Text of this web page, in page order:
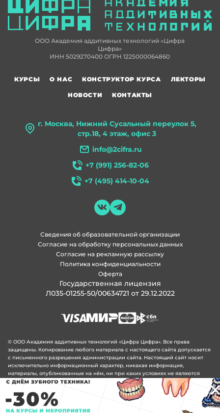
ООО Академия аддитивных технологий «Цифра
Цифра»
ИНН 5029270400 ОГРН 1225000064860
г. Москва, Нижний Сусальный переулок 5,
стр.18, 4 этаж, офис 3
info@2cifra.ru
+7 (991) 256-82-06
+7 (495) 414-10-04
КУРСЫ О НАС КОНСТРУКТОР КУРСА
ЛЕКТОРЫ
НОВОСТИ
КОНТАКТЫ
Политика конфиденциальности
Согласие на рекламную рассылку
Согласие на обработку персональных данных
Сведения об образовательной организации
Оферта
Государственная лицензия
Л035-01255-50/00634721 от 29.12.2022
© ООО Академия аддитивных технологий «Цифра Цифра». Все права
защищены. Копирование любого материала с настоящего сайта допускается
с письменного разрешения администрации сайта. Настоящий сайт носит
исключительно информационный характер, никакая информация,
материалы, опубликованные на нём, ни при каких условиях не являются
публичной офертой, определяемой положениями статьи 437 Гражданского